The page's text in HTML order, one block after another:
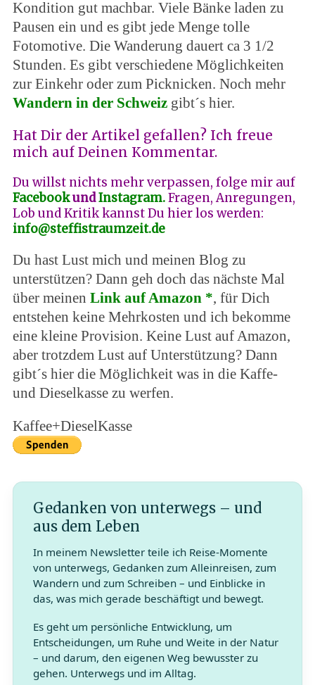
Kondition gut machbar. Viele Bänke laden zu
Pausen ein und es gibt jede Menge tolle
Fotomotive. Die Wanderung dauert ca 3 1/2
Stunden. Es gibt verschiedene Möglichkeiten
zur Einkehr oder zum Picknicken. Noch mehr
Wandern in der Schweizgibt´s hier.
Hat Dir der Artikel gefallen? Ich freue
mich auf Deinen Kommentar.
Du willst nichts mehr verpassen, folge mir auf
FacebookundInstagram.Fragen, Anregungen,
Lob und Kritik kannst Du hier los werden:
info@steffistraumzeit.de
Du hast Lust mich und meinen Blog zu
unterstützen? Dann geh doch das nächste Mal
über meinen Link auf Amazon *, für Dich
entstehen keine Mehrkosten und ich bekomme
eine kleine Provision. Keine Lust auf Amazon,
aber trotzdem Lust auf Unterstützung? Dann
gibt´s hier die Möglichkeit was in die Kaffe-
und Dieselkasse zu werfen.
Kaffee+DieselKasse
Gedanken von unterwegs – und
aus dem Leben
In meinem Newsletter teile ich Reise-Momente
von unterwegs, Gedanken zum Alleinreisen, zum
Wandern und zum Schreiben – und Einblicke in
das, was mich gerade beschäftigt und bewegt.
Es geht um persönliche Entwicklung, um
Entscheidungen, um Ruhe und Weite in der Natur
– und darum, den eigenen Weg bewusster zu
gehen. Unterwegs und im Alltag.